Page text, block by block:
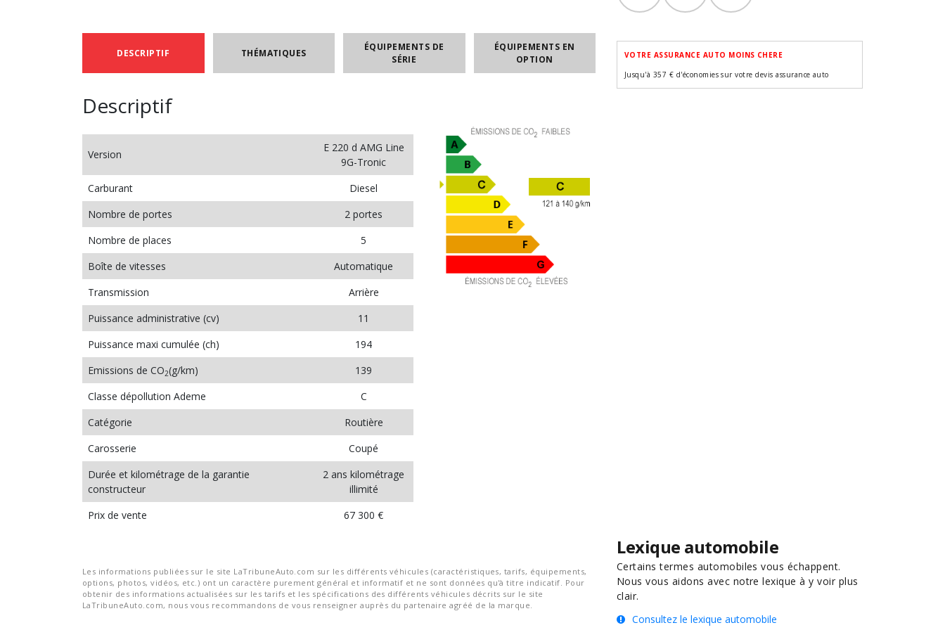
DESCRIPTIF THÉMATIQUES
ÉQUIPEMENTS DE
SÉRIE
ÉQUIPEMENTS EN
OPTION
Descriptif
Version
E 220 d AMG Line
9G-Tronic
Carburant
Diesel
Nombre de portes
2 portes
Nombre de places
5
Boîte de vitesses
Automatique
Transmission
Arrière
Puissance administrative (cv)
11
Puissance maxi cumulée (ch)
194
Emissions de CO2(g/km)
139
Classe dépollution Ademe
C
Catégorie
Routière
Carosserie
Coupé
Durée et kilométrage de la garantie
constructeur
2 ans kilométrage
illimité
Prix de vente
67 300 €
Les informations publiées sur le site LaTribuneAuto.com sur les différents véhicules (caractéristiques, tarifs, équipements,
options, photos, vidéos, etc.) ont un caractère purement général et informatif et ne sont données qu'à titre indicatif. Pour
obtenir des informations actualisées sur les tarifs et les spécifications des différents véhicules décrits sur le site
LaTribuneAuto.com, nous vous recommandons de vous renseigner auprès du partenaire agréé de la marque.
VOTRE ASSURANCE AUTO MOINS CHERE
Jusqu'à 357 € d'économies sur votre devis assurance auto
Lexique automobile
Certains termes automobiles vous échappent.
Nous vous aidons avec notre lexique à y voir plus
clair.
Consultez le lexique automobile